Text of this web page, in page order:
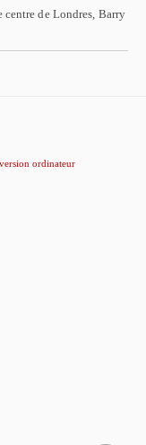
centre de Londres, Barry
ordinateur